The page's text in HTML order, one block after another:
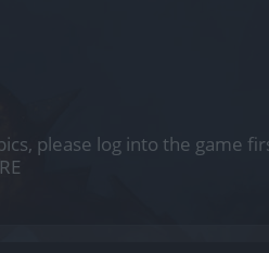
please log into the game